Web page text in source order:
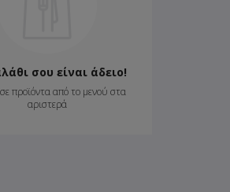
σου είναι άδειο!
προϊόντα από το μενού στα
αριστερά